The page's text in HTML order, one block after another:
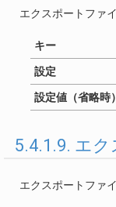
エクスポートファ
キー
設定
設定値（省略時）
5.4.1.9. エ
エクスポートファ